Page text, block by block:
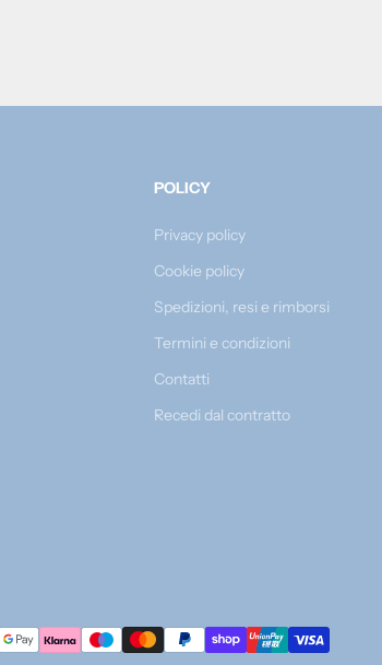
POLICY
Privacy policy
Cookie policy
Spedizioni, resi e rimborsi
Termini e condizioni
Contatti
Recedi dal contratto